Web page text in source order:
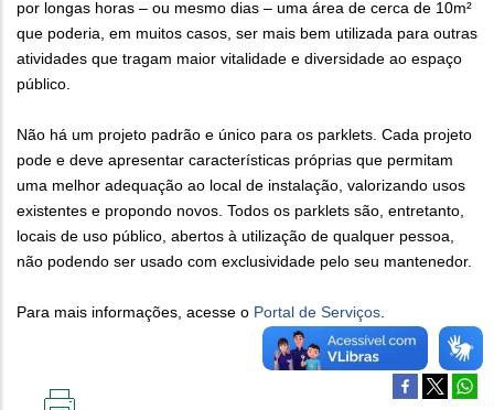
por longas horas – ou mesmo dias – uma área de cerca de 10m²
que poderia, em muitos casos, ser mais bem utilizada para outras
atividades que tragam maior vitalidade e diversidade ao espaço
público.
Não há um projeto padrão e único para os parklets. Cada projeto
pode e deve apresentar características próprias que permitam
uma melhor adequação ao local de instalação, valorizando usos
existentes e propondo novos. Todos os parklets são, entretanto,
locais de uso público, abertos à utilização de qualquer pessoa,
não podendo ser usado com exclusividade pelo seu mantenedor.
Para mais informações, acesse o Portal de Serviços.